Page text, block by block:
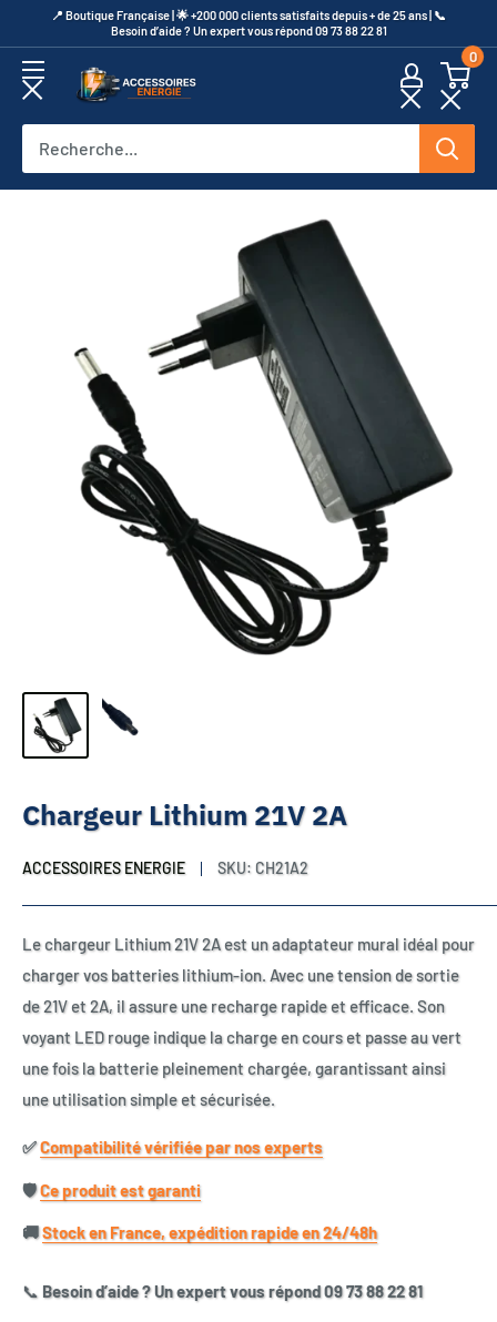
au
contenu
​📍​ Boutique Française | 🌟 +200 000 clients satisfaits depuis + de 25 ans | 📞​
Besoin d’aide ? Un expert vous répond 09 73 88 22 81
Accessoires
0
Chargeur Lithium 21V 2A
ACCESSOIRES ENERGIE SKU: CH21A2
Le chargeur Lithium 21V 2A est un adaptateur mural idéal pour
charger vos batteries lithium-ion. Avec une tension de sortie
de 21V et 2A, il assure une recharge rapide et efficace. Son
voyant LED rouge indique la charge en cours et passe au vert
une fois la batterie pleinement chargée, garantissant ainsi
une utilisation simple et sécurisée.
✅​Compatibilité vérifiée par nos experts
🛡️​Ce produit est garanti
🚚​Stock en France, expédition rapide en 24/48h
📞 Besoin d’aide ? Un expert vous répond 09 73 88 22 81